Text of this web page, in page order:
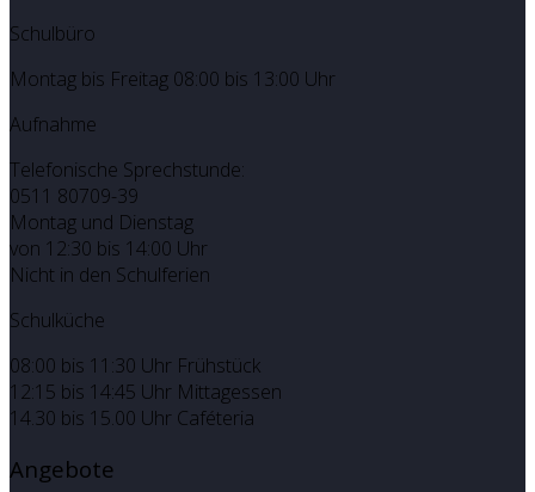
Schulbüro
Montag bis Freitag 08:00 bis 13:00 Uhr
Aufnahme
Telefonische Sprechstunde:
0511 80709-39
Montag und Dienstag
von 12:30 bis 14:00 Uhr
Nicht in den Schulferien
Schulküche
08:00 bis 11:30 Uhr Frühstück
12:15 bis 14:45 Uhr Mittagessen
14.30 bis 15.00 Uhr Caféteria
Angebote